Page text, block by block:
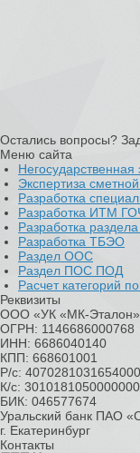
Остались вопросы?
Меню сайта
Негосударственная
Экспертиза
Разработка
Разработка ИТМ
Разработка
Разработка ТБЭО
Раздел ООС
Раздел ПОС ПОД
Расчет категорий
Реквизиты
ООО «УК «МК-Эталон»
ОГРН: 1146686000768
ИНН: 6686040140
КПП: 668601001
Р/с:
К/с:
БИК: 046577674
Уральский банк ПАО
г. Екатеринбург
Контакты